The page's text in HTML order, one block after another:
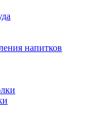
напитков